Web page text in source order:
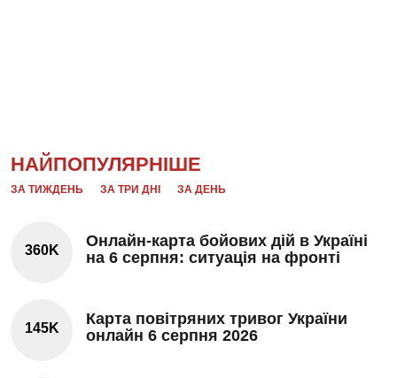
НАЙПОПУЛЯРНІШЕ
ЗА ТИЖДЕНЬ ЗА ТРИ ДНІ ЗА ДЕНЬ
360K
Онлайн-карта бойових дій в Україні
на 6 серпня: ситуація на фронті
145K
Карта повітряних тривог України
онлайн 6 серпня 2026